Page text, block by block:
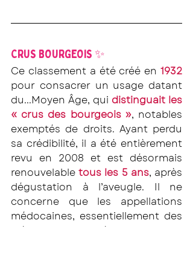
CRUS BOURGEOIS ✨
Ce classement a été créé en 1932
pour consacrer un usage datant
du...Moyen Âge, qui distinguait les
« crus des bourgeois », notables
exemptés de droits. Ayant perdu
sa crédibilité, il a été entièrement
revu en 2008 et est désormais
renouvelable tous les 5 ans, après
dégustation à l’aveugle. Il ne
concerne que les appellations
médocaines, essentiellement des
Médocs et Haut‐Médoc.